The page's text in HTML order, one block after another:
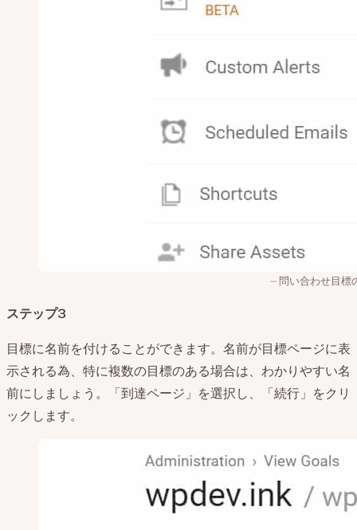
問い合わせ目標
ステップ3
目標に名前を付けることができます。名前が目標ページに表
示される為、特に複数の目標のある場合は、わかりやすい名
前にしましょう。「到達ページ」を選択し、「続行」をクリ
ックします。